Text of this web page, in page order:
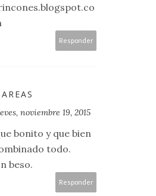
Responder
noviembre 19, 2015
bonito y que bien
todo.
beso.
Responder